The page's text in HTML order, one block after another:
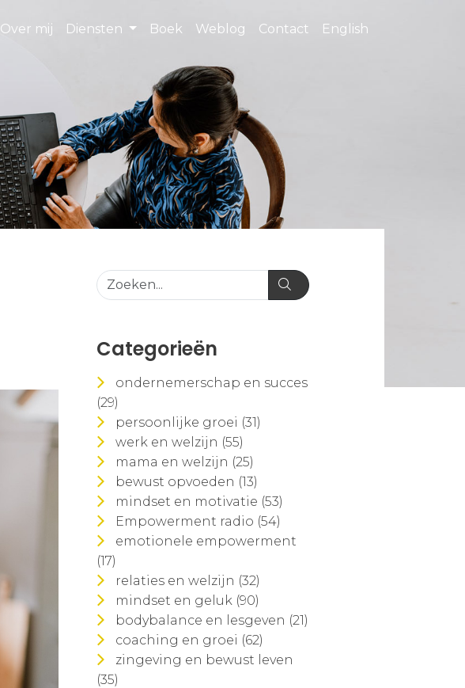
Over mij Diensten Boek Weblog Contact English
Categorieën
ondernemerschap en succes
(29)
persoonlijke groei (31)
werk en welzijn (55)
mama en welzijn (25)
bewust opvoeden (13)
mindset en motivatie (53)
Empowerment radio (54)
emotionele empowerment
(17)
relaties en welzijn (32)
mindset en geluk (90)
bodybalance en lesgeven (21)
coaching en groei (62)
zingeving en bewust leven
(35)